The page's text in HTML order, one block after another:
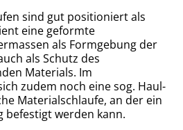
sind gut positioniert als
eine geformte
als Formgebung der
als Schutz des
Materials. Im
zudem noch eine sog. Haul-
Materialschlaufe, an der ein
befestigt werden kann.